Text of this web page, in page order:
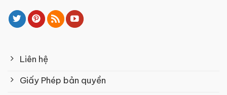
Liên hệ
Giấy Phép bản quyền